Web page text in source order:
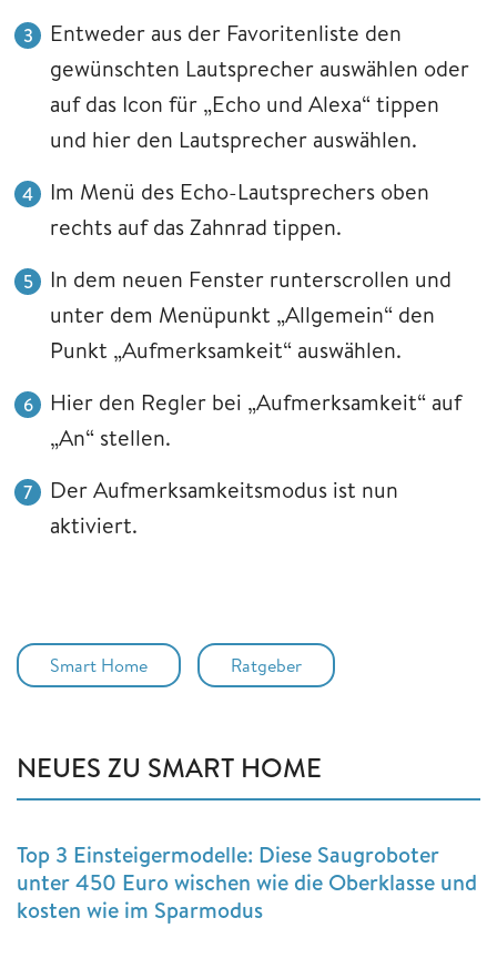
Entweder aus der Favoritenliste den
gewünschten Lautsprecher auswählen oder
auf das Icon für „Echo und Alexa“ tippen
und hier den Lautsprecher auswählen.
Im Menü des Echo-Lautsprechers oben
rechts auf das Zahnrad tippen.
In dem neuen Fenster runterscrollen und
unter dem Menüpunkt „Allgemein“ den
Punkt „Aufmerksamkeit“ auswählen.
Hier den Regler bei „Aufmerksamkeit“ auf
„An“ stellen.
Der Aufmerksamkeitsmodus ist nun
aktiviert.
Smart Home Ratgeber
NEUES ZU SMART HOME
Top 3 Einsteigermodelle: Diese Saugroboter
unter 450 Euro wischen wie die Oberklasse und
kosten wie im Sparmodus